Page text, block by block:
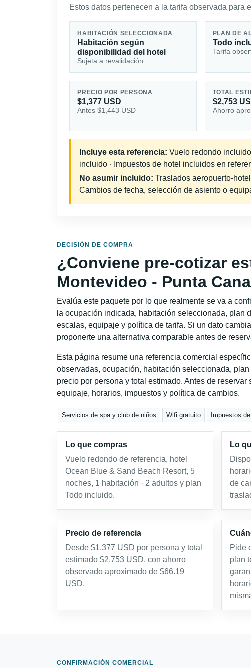
Estos datos pertenecen a la tarifa observada
HABITACIÓN SELECCIONADA
Habitación según
disponibilidad del hotel
Sujeta a revalidación
PLAN DE
Todo
Tarifa
PRECIO POR PERSONA
$1,377 USD
Antes $1,443 USD
TOTAL
$2,753
Ahorro
Incluye esta referencia: Vuelo redondo
incluido · Impuestos de hotel incluidos en
No asumir incluido: Traslados aeropuerto-
Cambios de fecha, selección de asiento o
DECISIÓN DE COMPRA
¿Conviene pre-cotizar
Montevideo - Punta
Evalúa este paquete por lo que realmente se va a
la ocupación indicada, habitación seleccionada, plan
escalas, equipaje y política de tarifa. Si un dato
proponerte una alternativa comparable antes de
Esta página resume una referencia comercial
observadas, ocupación, habitación seleccionada,
precio por persona y total estimado. Antes de
equipaje, horarios, impuestos y política de cambios.
Servicios de spa y club de niños Wifi gratuito Impuestos
Lo que compras
Vuelo redondo de referencia, hotel
Ocean Blue & Sand Beach Resort, 5
noches, 1 habitación · 2 adultos y plan
Todo incluido.
Lo
de
Precio de referencia
Desde $1,377 USD por persona y total
estimado $2,753 USD, con ahorro
observado aproximado de $66.19
USD.
Pide
plan
CONFIRMACIÓN COMERCIAL